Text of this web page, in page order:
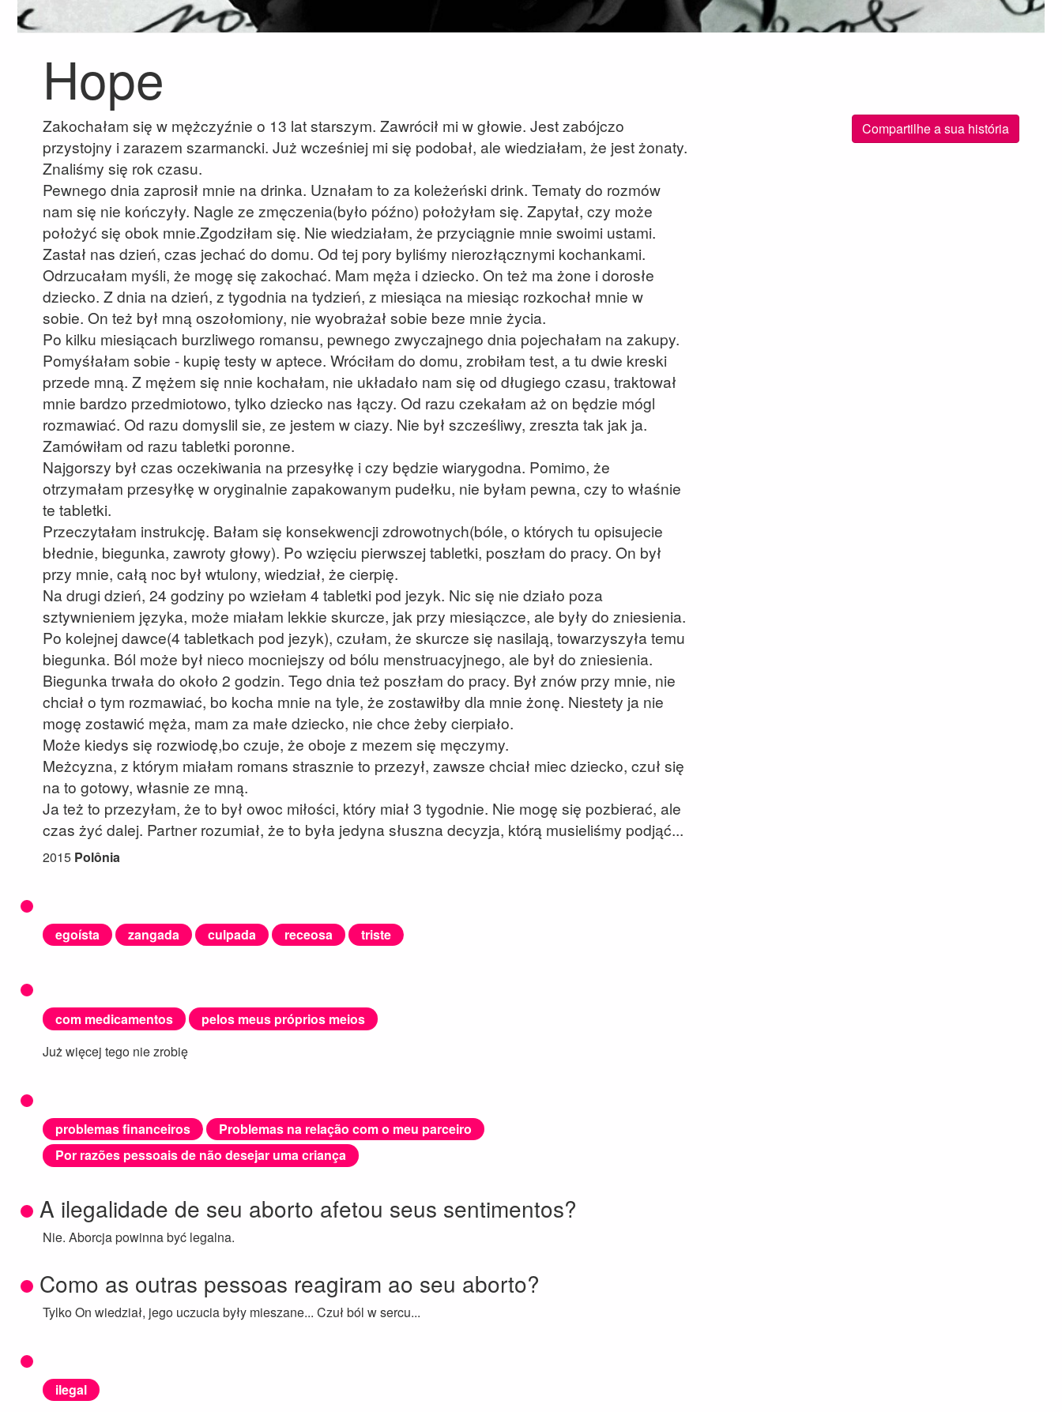
Hope
Compartilhe a sua história
Zakochałam się w mężczyźnie o 13 lat starszym. Zawrócił mi w głowie. Jest zabójczo
przystojny i zarazem szarmancki. Już wcześniej mi się podobał, ale wiedziałam, że jest żonaty.
Znaliśmy się rok czasu.
Pewnego dnia zaprosił mnie na drinka. Uznałam to za koleżeński drink. Tematy do rozmów
nam się nie kończyły. Nagle ze zmęczenia(było późno) położyłam się. Zapytał, czy może
położyć się obok mnie.Zgodziłam się. Nie wiedziałam, że przyciągnie mnie swoimi ustami.
Zastał nas dzień, czas jechać do domu. Od tej pory byliśmy nierozłącznymi kochankami.
Odrzucałam myśli, że mogę się zakochać. Mam męża i dziecko. On też ma żone i dorosłe
dziecko. Z dnia na dzień, z tygodnia na tydzień, z miesiąca na miesiąc rozkochał mnie w
sobie. On też był mną oszołomiony, nie wyobrażał sobie beze mnie życia.
Po kilku miesiącach burzliwego romansu, pewnego zwyczajnego dnia pojechałam na zakupy.
Pomyśłałam sobie - kupię testy w aptece. Wróciłam do domu, zrobiłam test, a tu dwie kreski
przede mną. Z mężem się nnie kochałam, nie układało nam się od długiego czasu, traktował
mnie bardzo przedmiotowo, tylko dziecko nas łączy. Od razu czekałam aż on będzie mógl
rozmawiać. Od razu domyslil sie, ze jestem w ciazy. Nie był szcześliwy, zreszta tak jak ja.
Zamówiłam od razu tabletki poronne.
Najgorszy był czas oczekiwania na przesyłkę i czy będzie wiarygodna. Pomimo, że
otrzymałam przesyłkę w oryginalnie zapakowanym pudełku, nie byłam pewna, czy to właśnie
te tabletki.
Przeczytałam instrukcję. Bałam się konsekwencji zdrowotnych(bóle, o których tu opisujecie
błednie, biegunka, zawroty głowy). Po wzięciu pierwszej tabletki, poszłam do pracy. On był
przy mnie, całą noc był wtulony, wiedział, że cierpię.
Na drugi dzień, 24 godziny po wziełam 4 tabletki pod jezyk. Nic się nie działo poza
sztywnieniem języka, może miałam lekkie skurcze, jak przy miesiączce, ale były do zniesienia.
Po kolejnej dawce(4 tabletkach pod jezyk), czułam, że skurcze się nasilają, towarzyszyła temu
biegunka. Ból może był nieco mocniejszy od bólu menstruacyjnego, ale był do zniesienia.
Biegunka trwała do około 2 godzin. Tego dnia też poszłam do pracy. Był znów przy mnie, nie
chciał o tym rozmawiać, bo kocha mnie na tyle, że zostawiłby dla mnie żonę. Niestety ja nie
mogę zostawić męża, mam za małe dziecko, nie chce żeby cierpiało.
Może kiedys się rozwiodę,bo czuje, że oboje z mezem się męczymy.
Meżcyzna, z którym miałam romans strasznie to przezył, zawsze chciał miec dziecko, czuł się
na to gotowy, własnie ze mną.
Ja też to przezyłam, że to był owoc miłości, który miał 3 tygodnie. Nie mogę się pozbierać, ale
czas żyć dalej. Partner rozumiał, że to była jedyna słuszna decyzja, którą musieliśmy podjąć...
2015 Polônia
egoísta zangada culpada receosa triste
com medicamentos
pelos meus próprios meios
Już więcej tego nie zrobię
problemas financeiros
Problemas na relação com o meu parceiro
Por razões pessoais de não desejar uma criança
A ilegalidade de seu aborto afetou seus sentimentos?
Nie. Aborcja powinna być legalna.
Como as outras pessoas reagiram ao seu aborto?
Tylko On wiedział, jego uczucia były mieszane... Czuł ból w sercu...
ilegal